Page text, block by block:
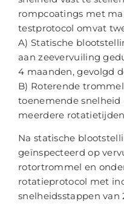
rompcoatings met
testprotocol omvat
A) Statische
aan zeevervuiling
4 maanden, gevolgd
B) Roterende
toenemende snelheid
meerdere
Na statische
geïnspecteerd op
rotortrommel en
rotatieprotocol met
snelheidsstappen